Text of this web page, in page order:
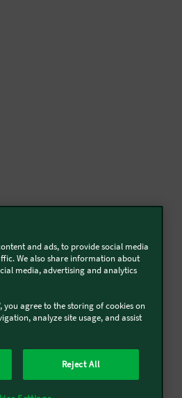
Vorwerk Management s.r.l.
UE-2023/2854
Dichiarazione di Accessibilità
and ads, to provide social media
We also share information about
media, advertising and analytics
you agree to the storing of cookies on
analyze site usage, and assist
Reject All